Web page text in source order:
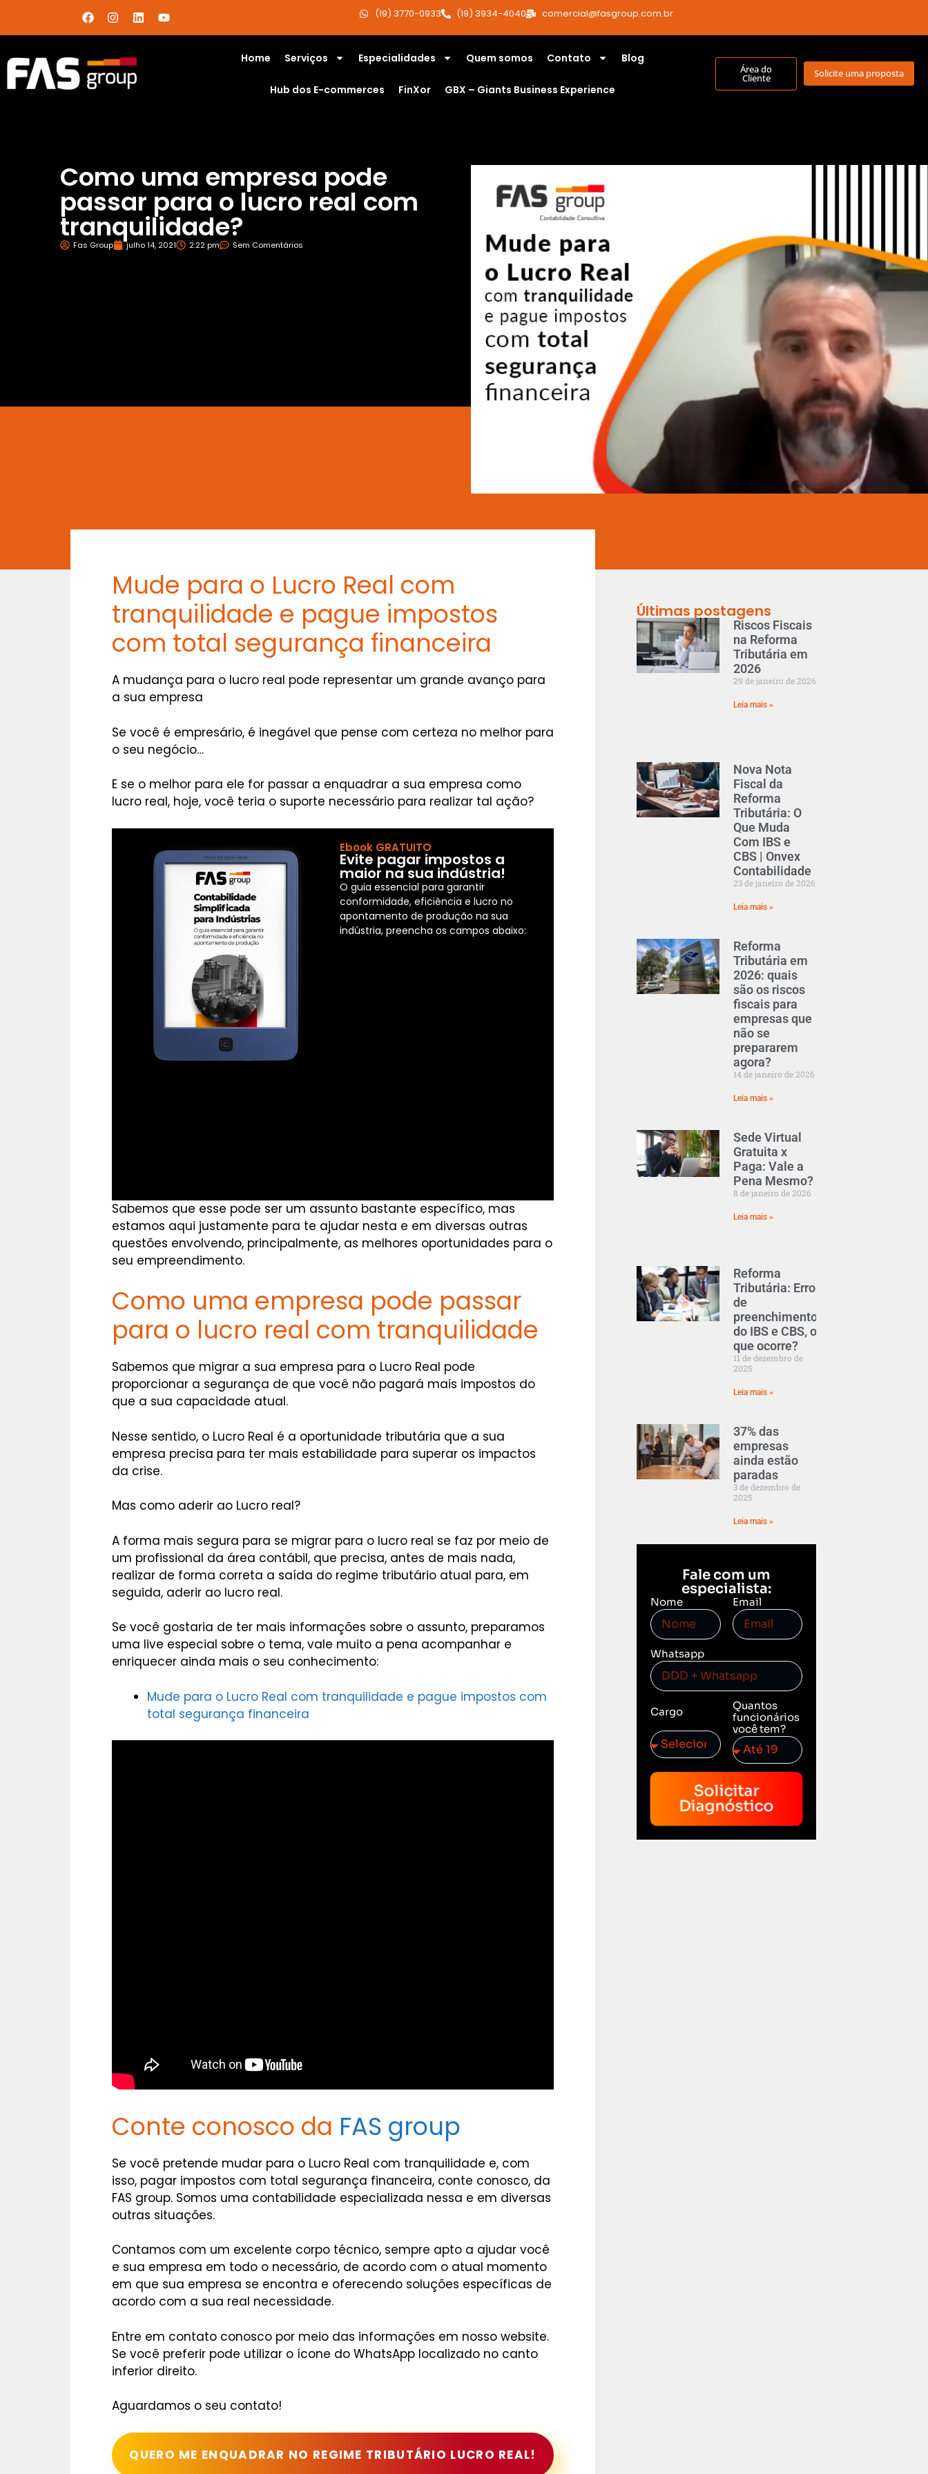
(19) 3770-0933 (19) 3934-4040 comercial@fasgroup.com.br
Home Serviços Especialidades Quem somos Contato Blog
Hub dos E-commerces FinXor GBX – Giants Business Experience
Área do
Cliente Solicite uma proposta
Como uma empresa pode
passar para o lucro real com
tranquilidade?
Fas Group julho 14, 2021 2:22 pm Sem Comentários
Últimas postagens
Riscos Fiscais
na Reforma
Tributária em
2026
29 de janeiro de 2026
Leia mais »
Nova Nota
Fiscal da
Reforma
Tributária: O
Que Muda
Com IBS e
CBS | Onvex
Contabilidade
23 de janeiro de 2026
Leia mais »
Reforma
Tributária em
2026: quais
são os riscos
fiscais para
empresas que
não se
prepararem
agora?
14 de janeiro de 2026
Leia mais »
Sede Virtual
Gratuita x
Paga: Vale a
Pena Mesmo?
8 de janeiro de 2026
Leia mais »
Reforma
Tributária: Erro
de
preenchimento
do IBS e CBS, o
que ocorre?
11 de dezembro de
2025
Leia mais »
37% das
empresas
ainda estão
paradas
3 de dezembro de
2025
Leia mais »
Fale com um
especialista:
Nome Email
Whatsapp
Cargo
Quantos
funcionários
você tem?
Solicitar
Diagnóstico
Mude para o Lucro Real com
tranquilidade e pague impostos
com total segurança financeira
A mudança para o lucro real pode representar um grande avanço para
a sua empresa
Se você é empresário, é inegável que pense com certeza no melhor para
o seu negócio…
E se o melhor para ele for passar a enquadrar a sua empresa como
lucro real, hoje, você teria o suporte necessário para realizar tal ação?
Ebook GRATUITO
Evite pagar impostos a
maior na sua indústria!
O guia essencial para garantir
conformidade, eficiência e lucro no
apontamento de produção na sua
indústria, preencha os campos abaixo:
Sabemos que esse pode ser um assunto bastante específico, mas
estamos aqui justamente para te ajudar nesta e em diversas outras
questões envolvendo, principalmente, as melhores oportunidades para o
seu empreendimento.
Como uma empresa pode passar
para o lucro real com tranquilidade
Sabemos que migrar a sua empresa para o Lucro Real pode
proporcionar a segurança de que você não pagará mais impostos do
que a sua capacidade atual.
Nesse sentido, o Lucro Real é a oportunidade tributária que a sua
empresa precisa para ter mais estabilidade para superar os impactos
da crise.
Mas como aderir ao Lucro real?
A forma mais segura para se migrar para o lucro real se faz por meio de
um profissional da área contábil, que precisa, antes de mais nada,
realizar de forma correta a saída do regime tributário atual para, em
seguida, aderir ao lucro real.
Se você gostaria de ter mais informações sobre o assunto, preparamos
uma live especial sobre o tema, vale muito a pena acompanhar e
enriquecer ainda mais o seu conhecimento:
Mude para o Lucro Real com tranquilidade e pague impostos com
total segurança financeira
Conte conosco da FAS group
Se você pretende mudar para o Lucro Real com tranquilidade e, com
isso, pagar impostos com total segurança financeira, conte conosco, da
FAS group. Somos uma contabilidade especializada nessa e em diversas
outras situações.
Contamos com um excelente corpo técnico, sempre apto a ajudar você
e sua empresa em todo o necessário, de acordo com o atual momento
em que sua empresa se encontra e oferecendo soluções específicas de
acordo com a sua real necessidade.
Entre em contato conosco por meio das informações em nosso website.
Se você preferir pode utilizar o ícone do WhatsApp localizado no canto
inferior direito.
Aguardamos o seu contato!
QUERO ME ENQUADRAR NO REGIME TRIBUTÁRIO LUCRO REAL!